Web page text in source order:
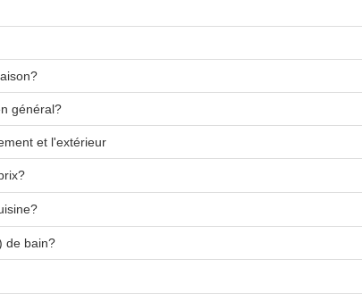
général?
et l'extérieur
de bain?